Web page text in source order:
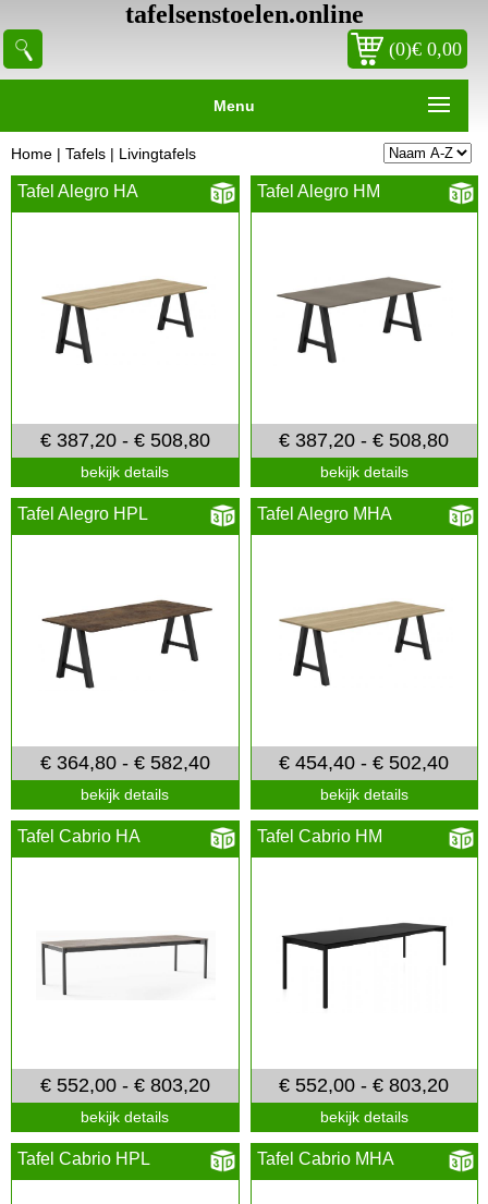
tafelsenstoelen.online
(0)€ 0,00
Menu
Home | Tafels | Livingtafels
Tafel Alegro HA
€ 387,20 - € 508,80
bekijk details
Tafel Alegro HM
€ 387,20 - € 508,80
bekijk details
Tafel Alegro HPL
€ 364,80 - € 582,40
bekijk details
Tafel Alegro MHA
€ 454,40 - € 502,40
bekijk details
Tafel Cabrio HA
€ 552,00 - € 803,20
bekijk details
Tafel Cabrio HM
€ 552,00 - € 803,20
bekijk details
Tafel Cabrio HPL Tafel Cabrio MHA